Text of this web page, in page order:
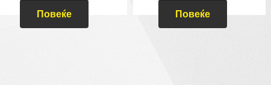
Повеќе Повеќе